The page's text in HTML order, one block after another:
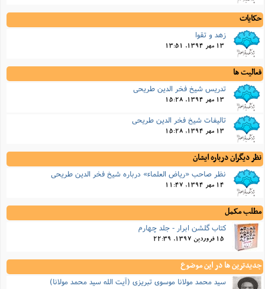
حکایات
زهد و تقوا
13 مهر 1394, 13:51
فعالیت ها
تدریس شیخ فخر الدین طریحی
13 مهر 1394, 15:28
تالیفات شیخ فخر الدین طریحی
13 مهر 1394, 15:28
نظر دیگران درباره ایشان
نظر صاحب «ریاض العلماء» درباره شیخ فخر الدین طریحی
14 مهر 1394, 11:47
مطلب مکمل
کتاب گلشن ابرار - جلد چهارم
15 فروردین 1397, 22:39
جدیدترین ها در این موضوع
سید محمد مولانا موسوی تبریزی (آیت الله سید محمد مولانا)